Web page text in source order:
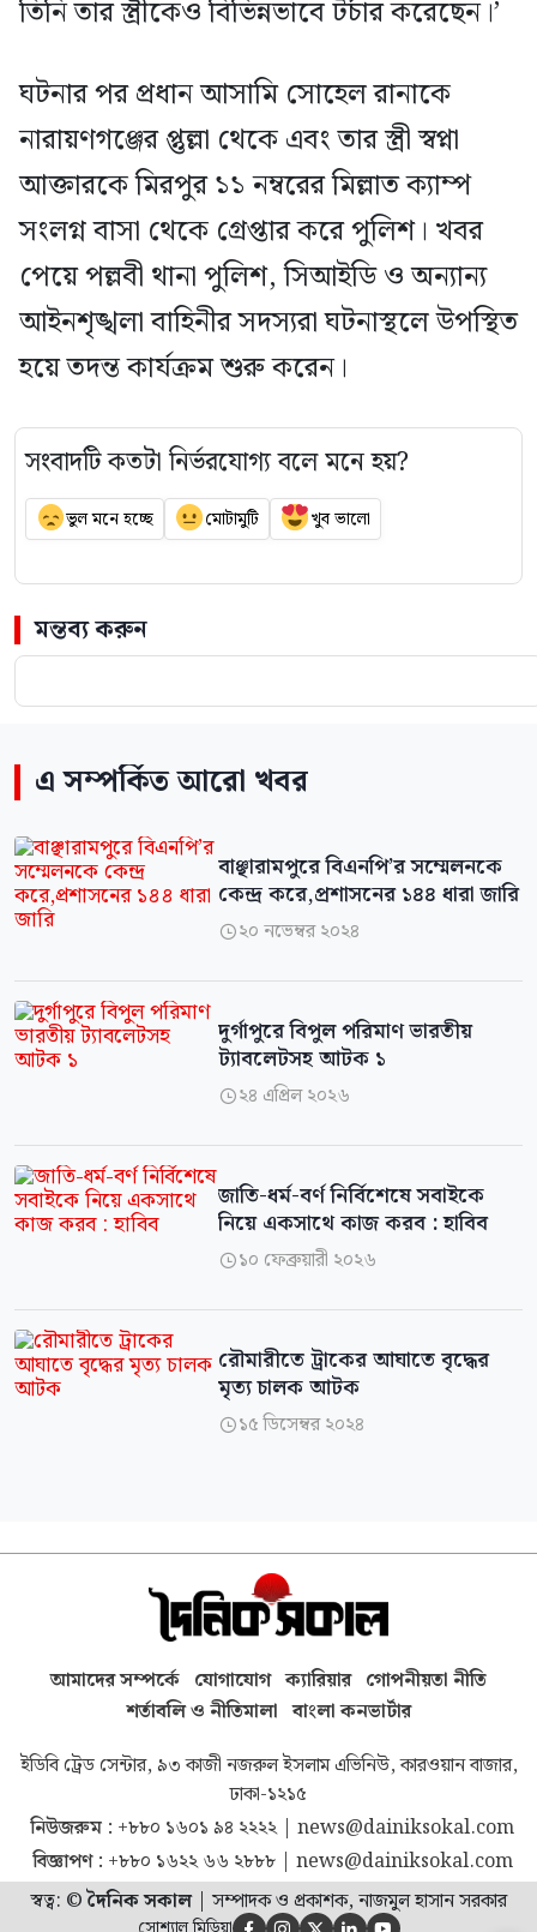
তিনি তার স্ত্রীকেও বিভিন্নভাবে টর্চার করেছেন।’
ঘটনার পর প্রধান আসামি সোহেল রানাকে
নারায়ণগঞ্জের প্তুল্লা থেকে এবং তার স্ত্রী স্বপ্না
আক্তারকে মিরপুর ১১ নম্বরের মিল্লাত ক্যাম্প
সংলগ্ন বাসা থেকে গ্রেপ্তার করে পুলিশ। খবর
পেয়ে পল্লবী থানা পুলিশ, সিআইডি ও অন্যান্য
আইনশৃঙ্খলা বাহিনীর সদস্যরা ঘটনাস্থলে উপস্থিত
হয়ে তদন্ত কার্যক্রম শুরু করেন।
সংবাদটি কতটা নির্ভরযোগ্য বলে মনে হয়?
ভুল মনে হচ্ছে মোটামুটি খুব ভালো
মন্তব্য করুন
এ সম্পর্কিত আরো খবর
বাঞ্ছারামপুরে বিএনপি’র সম্মেলনকে
কেন্দ্র করে,প্রশাসনের ১৪৪ ধারা জারি
২০ নভেম্বর ২০২৪
দুর্গাপুরে বিপুল পরিমাণ ভারতীয়
ট্যাবলেটসহ আটক ১
২৪ এপ্রিল ২০২৬
জাতি-ধর্ম-বর্ণ নির্বিশেষে সবাইকে
নিয়ে একসাথে কাজ করব : হাবিব
১০ ফেব্রুয়ারী ২০২৬
রৌমারীতে ট্রাকের আঘাতে বৃদ্ধের
মৃত্য চালক আটক
১৫ ডিসেম্বর ২০২৪
আমাদের সম্পর্কে যোগাযোগ ক্যারিয়ার গোপনীয়তা নীতি
শর্তাবলি ও নীতিমালা বাংলা কনভার্টার
ইডিবি ট্রেড সেন্টার, ৯৩ কাজী নজরুল ইসলাম এভিনিউ, কারওয়ান বাজার,
ঢাকা-১২১৫
নিউজরুম : +৮৮০ ১৬০১ ৯৪ ২২২২| news@dainiksokal.com
বিজ্ঞাপণ : +৮৮০ ১৬২২ ৬৬ ২৮৮৮| news@dainiksokal.com
স্বত্ব: ©দৈনিক সকাল| সম্পাদক ও প্রকাশক, নাজমুল হাসান সরকার
    